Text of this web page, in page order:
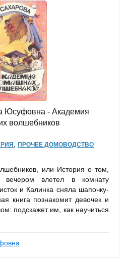
Юсуфовна - Академия
волшебников
ПРОЧЕЕ ДОМОВОДСТВО
или История о том,
влетел в комнату
и Калинка сняла шапочку-
книга познакомит девочек и
подскажет им, как научиться